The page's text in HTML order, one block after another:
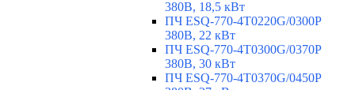
380В, 18,5 кВт
ПЧ ESQ-770-4T0220G/0300P
380В, 22 кВт
ПЧ ESQ-770-4T0300G/0370P
380В, 30 кВт
ПЧ ESQ-770-4T0370G/0450P